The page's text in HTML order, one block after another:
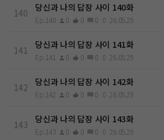
140 당신과 나의 답장 사이 140화
Ep.140 0 0 0 0 26.05.29
141 당신과 나의 답장 사이 141화
Ep.141 0 0 0 0 26.05.29
142 당신과 나의 답장 사이 142화
Ep.142 0 0 0 0 26.05.29
143 당신과 나의 답장 사이 143화
Ep.143 0 0 0 0 26.05.29